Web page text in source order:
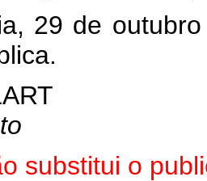
de outubro
substitui o